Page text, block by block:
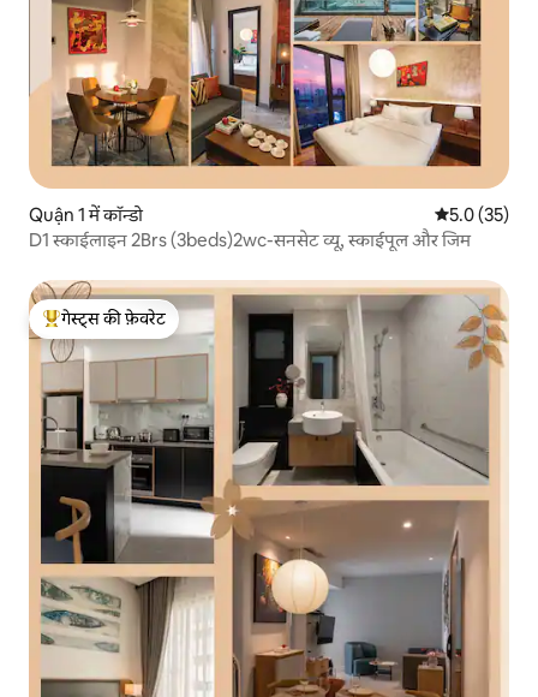
Quận 1 में कॉन्डो औसत रेटिंग 5
5.0 (35)
D1 स्काईलाइन 2Brs (3beds)2wc-सनसेट व्यू, स्काईपूल और जिम
गेस्ट्स का टॉप फ़ेवरेट
गेस्ट्स की फ़ेवरेट